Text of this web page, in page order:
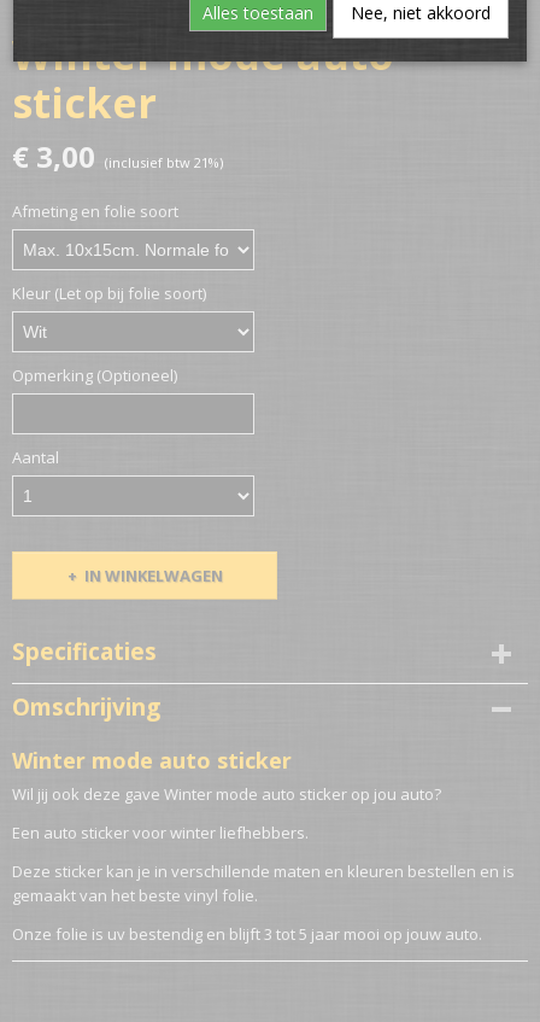
Winter mode auto
sticker
€ 3,00 (inclusief btw 21%)
Afmeting en folie soort
Kleur (Let op bij folie soort)
Opmerking (Optioneel)
Aantal
IN WINKELWAGEN
Specificaties
Netto gewicht
0,10 Kg
Omschrijving
Winter mode auto sticker
Wil jij ook deze gave Winter mode auto sticker op jou auto?
Een auto sticker voor winter liefhebbers.
Deze sticker kan je in verschillende maten en kleuren bestellen en is
gemaakt van het beste vinyl folie.
Onze folie is uv bestendig en blijft 3 tot 5 jaar mooi op jouw auto.
Alles toestaan Nee, niet akkoord